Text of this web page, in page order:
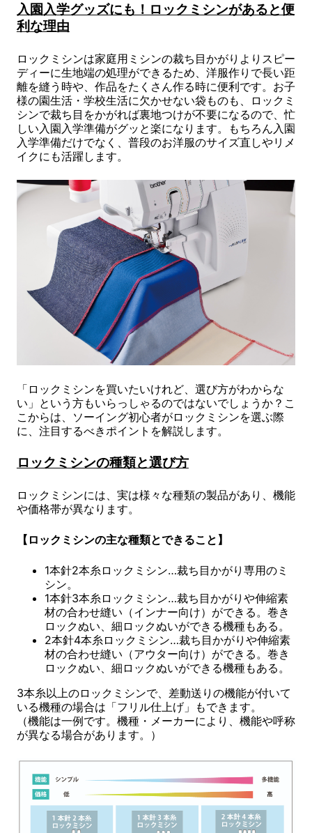
入園入学グッズにも！ロックミシンがあると便
利な理由
ロックミシンは家庭用ミシンの裁ち目かがりよりスピー
ディーに生地端の処理ができるため、洋服作りで長い距
離を縫う時や、作品をたくさん作る時に便利です。お子
様の園生活・学校生活に欠かせない袋ものも、ロックミ
シンで裁ち目をかがれば裏地つけが不要になるので、忙
しい入園入学準備がグッと楽になります。もちろん入園
入学準備だけでなく、普段のお洋服のサイズ直しやリメ
イクにも活躍します。
「ロックミシンを買いたいけれど、選び方がわからな
い」という方もいらっしゃるのではないでしょうか？こ
こからは、ソーイング初心者がロックミシンを選ぶ際
に、注目するべきポイントを解説します。
ロックミシンの種類と選び方
ロックミシンには、実は様々な種類の製品があり、機能
や価格帯が異なります。
【ロックミシンの主な種類とできること】
1本針2本糸ロックミシン…裁ち目かがり専用のミ
シン。
1本針3本糸ロックミシン…裁ち目かがりや伸縮素
材の合わせ縫い（インナー向け）ができる。巻き
ロックぬい、細ロックぬいができる機種もある。
2本針4本糸ロックミシン…裁ち目かがりや伸縮素
材の合わせ縫い（アウター向け）ができる。巻き
ロックぬい、細ロックぬいができる機種もある。
3本糸以上のロックミシンで、差動送りの機能が付いて
いる機種の場合は「フリル仕上げ」もできます。
（機能は一例です。機種・メーカーにより、機能や呼称
が異なる場合があります。）